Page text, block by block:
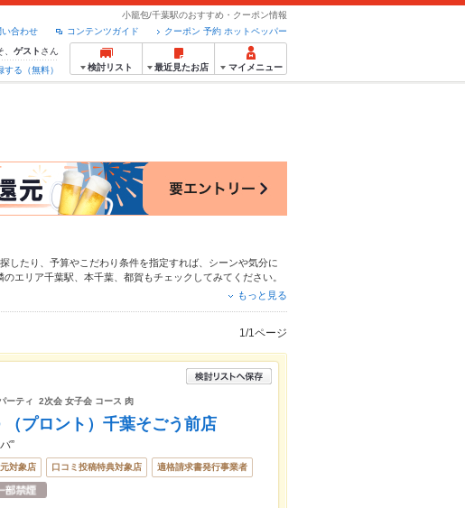
小籠包/千葉駅のおすすめ・クーポン情報
クーポン 予約 ホットペッパー
コンテンツガイド
い合わせ
ゲスト さん
する（無料）
検討リスト 最近見たお店 マイメニュー
したり、予算やこだわり条件を指定すれば、シーンや気分に
のエリア千葉駅 本千葉 都賀もチェックしてみてください。
や季節のおすすめ料理など、お店の最新
もっと見る
1/1ページ
ーティ 2次会 女子会 コース 肉
プロント）千葉そごう前店
”
対象店 口コミ投稿特典対象店 適格請求書発行事業者